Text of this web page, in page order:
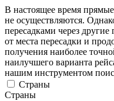
В настоящее время
не осуществляются.
пересадками через другие
от места пересадки и
получения наиболее
наилучшего варианта
нашим инструментом
Страны
Страны